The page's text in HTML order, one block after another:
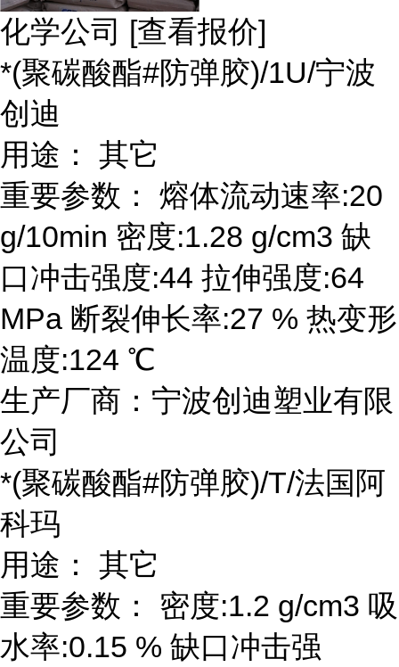
化学公司 [查看报价]
*(聚碳酸酯#防弹胶)/1U/宁波
创迪
用途： 其它
重要参数： 熔体流动速率:20
g/10min 密度:1.28 g/cm3 缺
口冲击强度:44 拉伸强度:64
MPa 断裂伸长率:27 % 热变形
温度:124 ℃
生产厂商：宁波创迪塑业有限
公司
*(聚碳酸酯#防弹胶)/T/法国阿
科玛
用途： 其它
重要参数： 密度:1.2 g/cm3 吸
水率:0.15 % 缺口冲击强